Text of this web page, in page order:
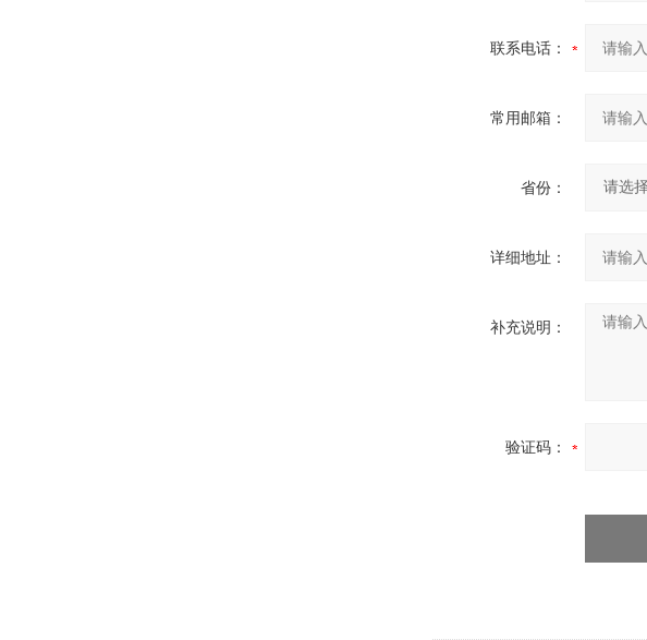
联系电话：
常用邮箱：
省份：
详细地址：
补充说明：
验证码：